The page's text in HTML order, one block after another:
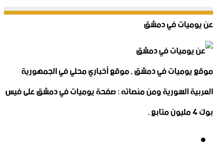
عن يوميات في دمشق
موقع يوميات في دمشق , موقع أخباري محلي في الجمهورية
العربية السورية ومن منصاته : صفحة يوميات في دمشق على فيس
بوك 4 مليون متابع .